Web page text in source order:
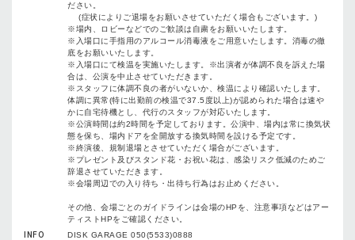
ださい。
(症状によりご退場をお願いさせていただく場合もございます。)
※場内、ロビーなどでのご歓談は⾃粛をお願いいたします。
※⼊場⼝に⼿指⽤のアルコール消毒液をご⽤意いたします。消毒の徹
底をお願いいたします。
※入場口にて検温を実施いたします。※出演者が体調不良を訴えた場
合は、公演を中止させていただきます。
※スタッフに体調不良の者がいないか、検温により確認いたします。
体調に異常(特に出勤前の検温で37.5度以上)が認められた場合は速や
かに⾃宅待機とし、代⾏のスタッフが対応いたします。
※公演時間は約2時間を予定しております。公演中、場内は常に換気状
態を保ち、場内ドアを全開放する換気時間を設ける予定です。
※終演後、規制退場とさせていただく場合がございます。
※プレゼント及びスタンド花・お祝い花は、感染リスク低減のためご
辞退させていただきます。
※会場周辺での入り待ち・出待ち行為はお止めください。
その他、会場ごとのガイドラインは会場のHPを、注意事項などはアー
ティストHPをご確認ください。
INFO
DISK GARAGE 050(5533)0888